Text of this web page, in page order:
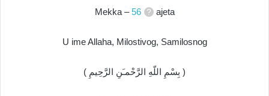
Mekka –56 ajeta
U ime Allaha, Milostivog, Samilosnog
( بِسْمِ اللّهِ الرَّحْمـَنِ الرَّحِيمِ )